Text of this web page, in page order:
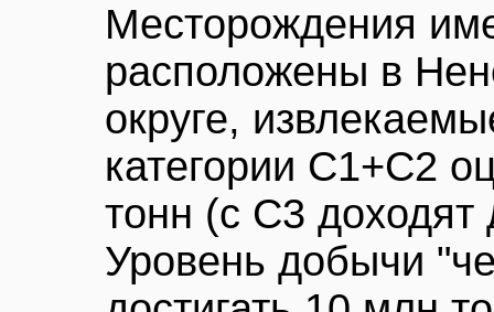
Месторождения
расположены в
округе,
категории С1+С2
тонн (с С3
Уровень добычи